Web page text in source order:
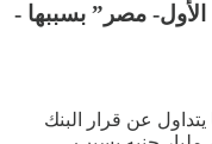
الأول- مصر” بسببها -
عن قرار البنك